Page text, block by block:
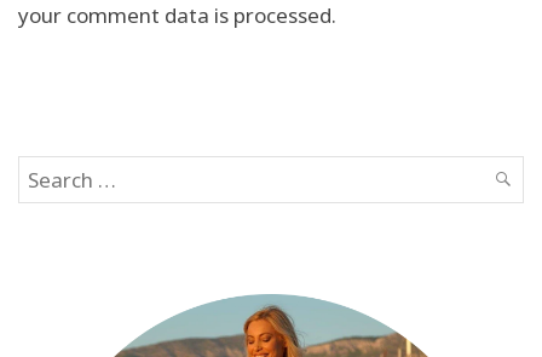
your comment data is processed.
Search
for: